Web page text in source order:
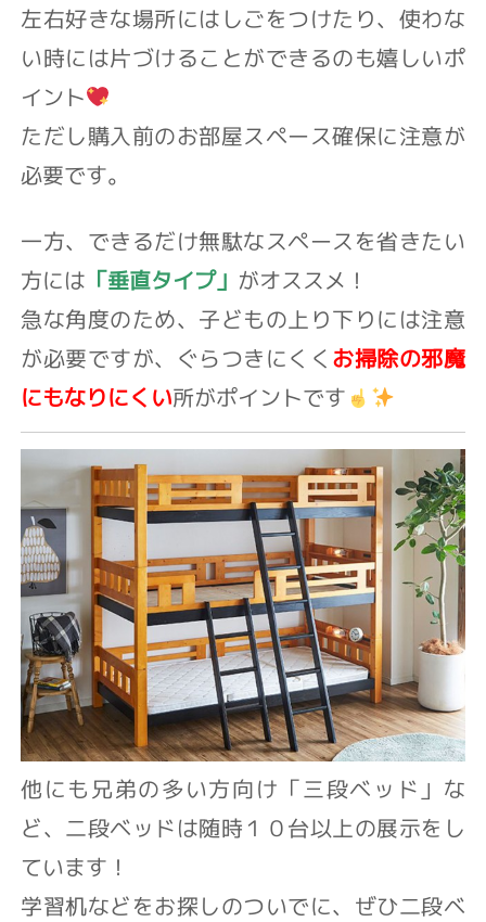
左右好きな場所にはしごをつけたり、使わな
い時には片づけることができるのも嬉しいポ
イント
ただし購入前のお部屋スペース確保に注意が
必要です。
一方、できるだけ無駄なスペースを省きたい
方には 「垂直タイプ」 がオススメ！
急な角度のため、子どもの上り下りには注意
が必要ですが、ぐらつきにくく お掃除の邪魔
にもなりにくい所がポイントです
他にも兄弟の多い方向け「三段ベッド」な
ど、二段ベッドは随時１０台以上の展示をし
ています！
学習机などをお探しのついでに、ぜひ二段ベ